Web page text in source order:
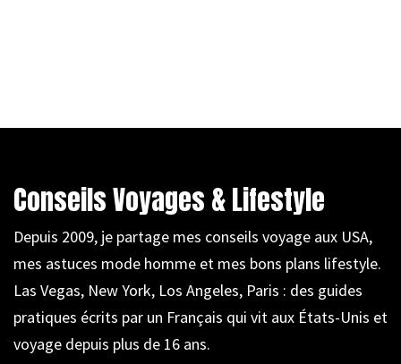
Conseils Voyages & Lifestyle
Depuis 2009, je partage mes conseils voyage aux USA,
mes astuces mode homme et mes bons plans lifestyle.
Las Vegas, New York, Los Angeles, Paris : des guides
pratiques écrits par un Français qui vit aux États-Unis et
voyage depuis plus de 16 ans.